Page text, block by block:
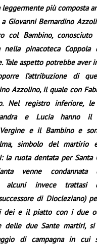
più composta
Giovanni Bernardino
col Bambino, conosciuto
nella pinacoteca
Tale aspetto potrebbe aver
l’attribuzione di
Azzolino, il quale con
Nel registro inferiore,
e Lucia hanno
e il Bambino e
simbolo del martirio
la ruota dentata per Santa
venne condannata
alcuni invece trattasi
di Diocleziano)
dei e il piatto con i due
delle due Sante martiri,
di campagna in cui